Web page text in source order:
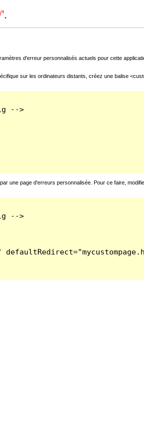
d'erreur personnalisés actuels pour cette
sur les ordinateurs distants, créez une balise
-->
une page d'erreurs personnalisée. Pour ce faire,
-->